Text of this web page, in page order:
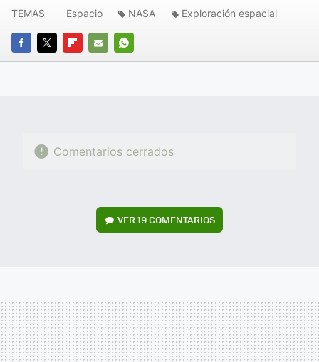
FACEBOOK
TWITTERFLIPBOARD
E-
WHATSAPP
TEMAS Espacio NASA Exploración espacial
Comentarios cerrados
VER19 COMENTARIOS